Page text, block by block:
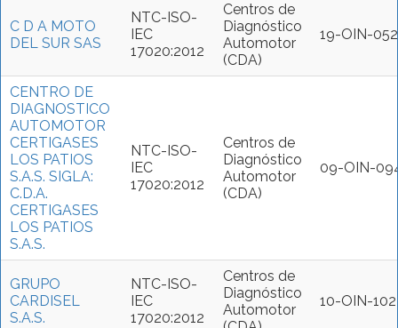
C D A MOTO
DEL SUR SAS
NTC-ISO-
IEC
17020:2012
Centros de
Diagnóstico
Automotor
(CDA)
19-OIN-052
CENTRO DE
DIAGNOSTICO
AUTOMOTOR
CERTIGASES
LOS PATIOS
S.A.S. SIGLA:
C.D.A.
CERTIGASES
LOS PATIOS
S.A.S.
NTC-ISO-
IEC
17020:2012
Centros de
Diagnóstico
Automotor
(CDA)
09-OIN-
GRUPO
CARDISEL
S.A.S.
NTC-ISO-
IEC
17020:2012
Centros de
Diagnóstico
Automotor
10-OIN-102